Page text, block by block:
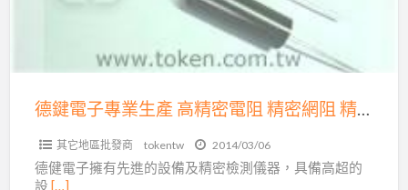
高
德鍵電子專業生產 高精密電阻 精密網阻 精密排阻
其它地區批發商 tokentw 2014/03/06
德健電子擁有先進的設備及精密檢測儀器，具備高超的
設 […]